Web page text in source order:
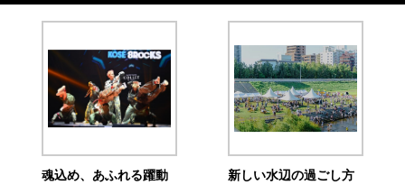
魂込め、あふれる躍動
新しい水辺の過ごし方